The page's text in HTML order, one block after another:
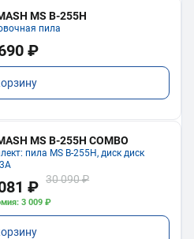
MS B-255H
пила
₽
MS B-255H COMBO
пила MS B-255H, диск диск
₽ 30 090 ₽
3 009 ₽